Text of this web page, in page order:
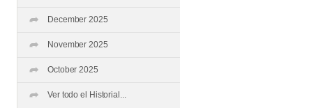
December 2025
November 2025
October 2025
Ver todo el Historial...